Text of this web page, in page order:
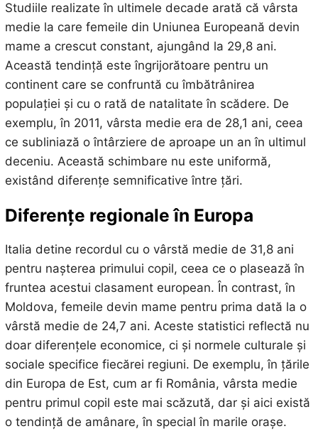
Studiile realizate în ultimele decade arată că vârsta
medie la care femeile din Uniunea Europeană devin
mame a crescut constant, ajungând la 29,8 ani.
Această tendință este îngrijorătoare pentru un
continent care se confruntă cu îmbătrânirea
populației și cu o rată de natalitate în scădere. De
exemplu, în 2011, vârsta medie era de 28,1 ani, ceea
ce subliniază o întârziere de aproape un an în ultimul
deceniu. Această schimbare nu este uniformă,
existând diferențe semnificative între țări.
Diferențe regionale în Europa
Italia detine recordul cu o vârstă medie de 31,8 ani
pentru nașterea primului copil, ceea ce o plasează în
fruntea acestui clasament european. În contrast, în
Moldova, femeile devin mame pentru prima dată la o
vârstă medie de 24,7 ani. Aceste statistici reflectă nu
doar diferențele economice, ci și normele culturale și
sociale specifice fiecărei regiuni. De exemplu, în țările
din Europa de Est, cum ar fi România, vârsta medie
pentru primul copil este mai scăzută, dar și aici există
o tendință de amânare, în special în marile orașe.